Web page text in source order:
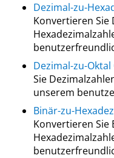
Dezimal-zu-
Konvertieren Sie
Dezimal-zu-
Sie
unserem
Binär-zu-
Konvertieren Sie